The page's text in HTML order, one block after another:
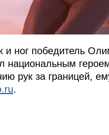
и ног победитель
национальным
рук за границей,
.